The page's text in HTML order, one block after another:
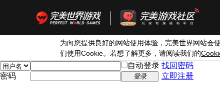
为向您提供良好的网站使用体验，完美世界网站会
们使用Cookie。若想了解更多，请阅读我们的
自动登录 找回密码
密码
登录 立即注册